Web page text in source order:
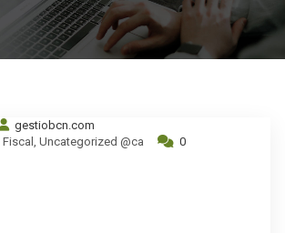
gestiobcn.com
Fiscal , Uncategorized @ca 0